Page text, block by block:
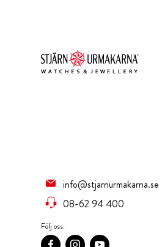
info@stjarnurmakarna.se
08-62 94 400
Följ oss: